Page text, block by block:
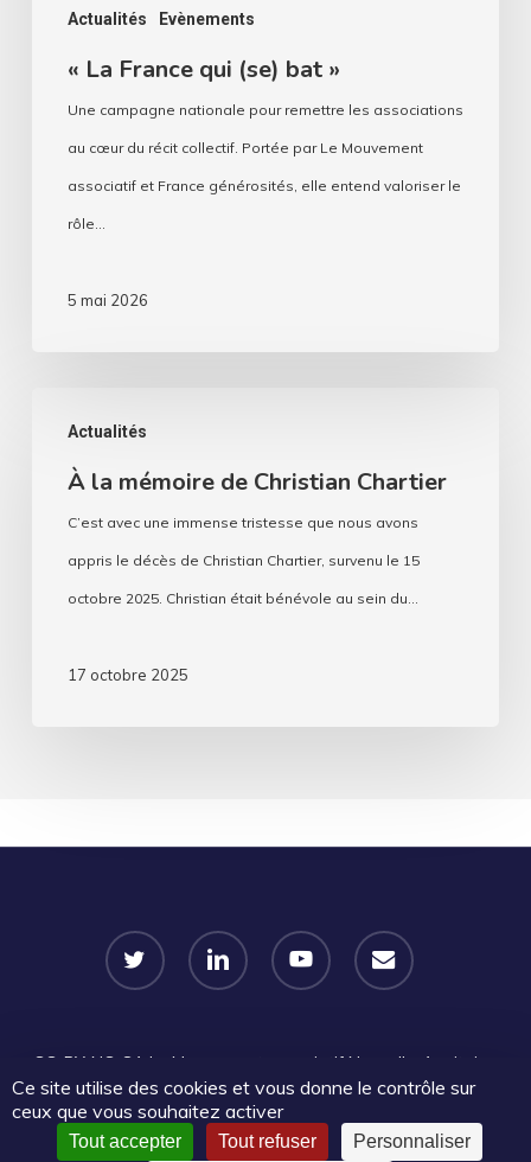
Actualités Evènements
« La France qui (se) bat »
Une campagne nationale pour remettre les associations
au cœur du récit collectif. Portée par Le Mouvement
associatif et France générosités, elle entend valoriser le
rôle…
5 mai 2026
Actualités
mémoire
Christian
Chartier
À la mémoire de Christian Chartier
C’est avec une immense tristesse que nous avons
appris le décès de Christian Chartier, survenu le 15
octobre 2025. Christian était bénévole au sein du…
17 octobre 2025
twitter linkedin youtube email
CC-BY-NC-SA Le Mouvement associatif Nouvelle-Aquitaine
2026 | Certains droits réservés |Mentions légales|Politique
de confidentialité|🔐​Accès admin
Ce site utilise des cookies et vous donne le contrôle sur
ceux que vous souhaitez activer
Tout accepter Tout refuser Personnaliser